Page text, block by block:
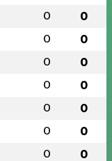
0 0
0 0
0 0
0 0
0 0
0 0
0 0